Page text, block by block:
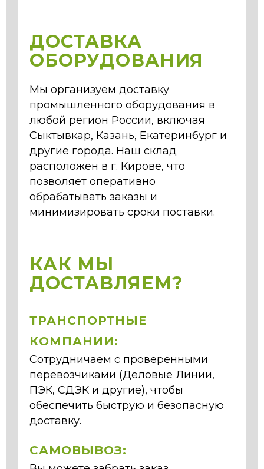
ДОСТАВКА
ОБОРУДОВАНИЯ
Мы организуем доставку
промышленного оборудования в
любой регион России, включая
Сыктывкар, Казань, Екатеринбург и
другие города. Наш склад
расположен в г. Кирове, что
позволяет оперативно
обрабатывать заказы и
минимизировать сроки поставки.
КАК МЫ
ДОСТАВЛЯЕМ?
ТРАНСПОРТНЫЕ
КОМПАНИИ:
Сотрудничаем с проверенными
перевозчиками (Деловые Линии,
ПЭК, СДЭК и другие), чтобы
обеспечить быструю и безопасную
доставку.
САМОВЫВОЗ: